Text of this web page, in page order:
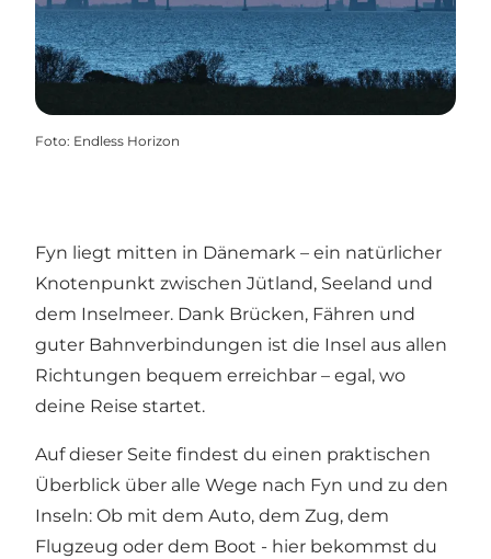
Foto: Endless Horizon
Fyn liegt mitten in Dänemark – ein natürlicher
Knotenpunkt zwischen Jütland, Seeland und
dem Inselmeer. Dank Brücken, Fähren und
guter Bahnverbindungen ist die Insel aus allen
Richtungen bequem erreichbar – egal, wo
deine Reise startet.
Auf dieser Seite findest du einen praktischen
Überblick über alle Wege nach Fyn und zu den
Inseln: Ob mit dem Auto, dem Zug, dem
Flugzeug oder dem Boot - hier bekommst du